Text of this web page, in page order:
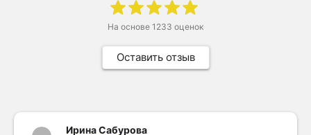
На основе 1233 оценок
Оставить отзыв
Ирина Сабурова